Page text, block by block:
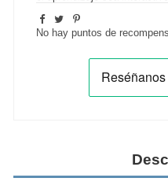
No hay puntos de